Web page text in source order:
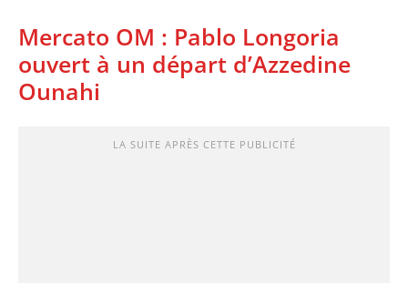
Mercato OM : Pablo Longoria
ouvert à un départ d’Azzedine
Ounahi
LA SUITE APRÈS CETTE PUBLICITÉ